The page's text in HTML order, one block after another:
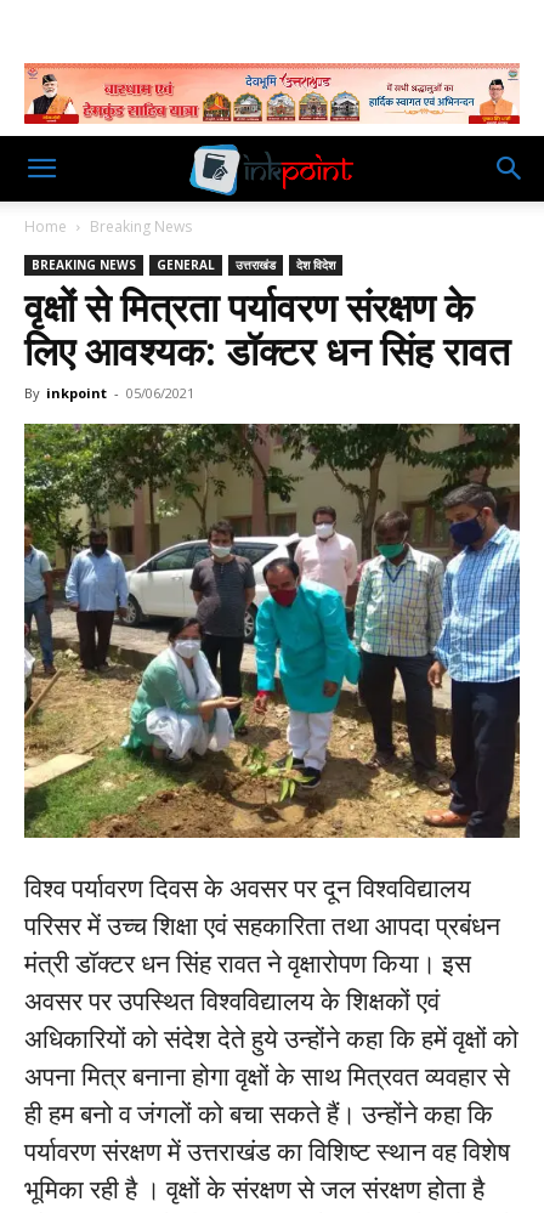
Home Breaking News
BREAKING NEWS GENERAL उत्तराखंड देश विदेश
वृक्षों से मित्रता पर्यावरण संरक्षण के
लिए आवश्यक: डॉक्टर धन सिंह रावत
By inkpoint - 05/06/2021
विश्व पर्यावरण दिवस के अवसर पर दून विश्वविद्यालय
परिसर में उच्च शिक्षा एवं सहकारिता तथा आपदा प्रबंधन
मंत्री डॉक्टर धन सिंह रावत ने वृक्षारोपण किया। इस
अवसर पर उपस्थित विश्वविद्यालय के शिक्षकों एवं
अधिकारियों को संदेश देते हुये उन्होंने कहा कि हमें वृक्षों को
अपना मित्र बनाना होगा वृक्षों के साथ मित्रवत व्यवहार से
ही हम बनो व जंगलों को बचा सकते हैं। उन्होंने कहा कि
पर्यावरण संरक्षण में उत्तराखंड का विशिष्ट स्थान वह विशेष
भूमिका रही है । वृक्षों के संरक्षण से जल संरक्षण होता है